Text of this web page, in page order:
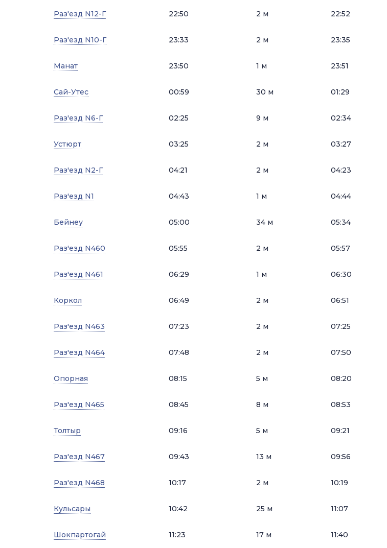
Раз'езд N12-Г 22:50 2 м 22:52
Раз'езд N10-Г 23:33 2 м 23:35
Манат 23:50 1 м 23:51
Сай-Утес 00:59 30 м 01:29
Раз'езд N6-Г 02:25 9 м 02:34
Устюрт 03:25 2 м 03:27
Раз'езд N2-Г 04:21 2 м 04:23
Раз'езд N1 04:43 1 м 04:44
Бейнеу 05:00 34 м 05:34
Раз'езд N460 05:55 2 м 05:57
Раз'езд N461 06:29 1 м 06:30
Коркол 06:49 2 м 06:51
Раз'езд N463 07:23 2 м 07:25
Раз'езд N464 07:48 2 м 07:50
Опорная 08:15 5 м 08:20
Раз'езд N465 08:45 8 м 08:53
Толтыр 09:16 5 м 09:21
Раз'езд N467 09:43 13 м 09:56
Раз'езд N468 10:17 2 м 10:19
Кульсары 10:42 25 м 11:07
Шокпартогай 11:23 17 м 11:40